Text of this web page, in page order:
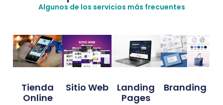
Algunos de los servicios más frecuentes
Tienda
Online
Sitio Web
Landing
Pages
Branding